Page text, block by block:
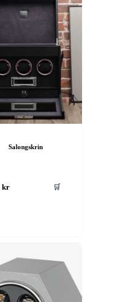
Salongskrin
kr 🛒